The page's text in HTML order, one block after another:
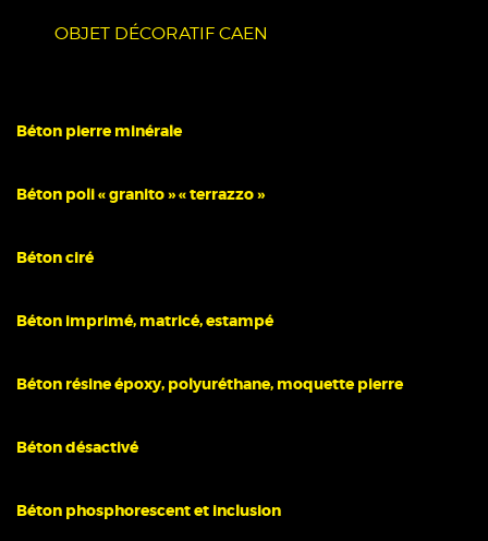
OBJET DÉCORATIF CAEN
Béton pierre minérale
Béton poli « granito » « terrazzo »
Béton ciré
Béton imprimé, matricé, estampé
Béton résine époxy, polyuréthane, moquette pierre
Béton désactivé
Béton phosphorescent et inclusion